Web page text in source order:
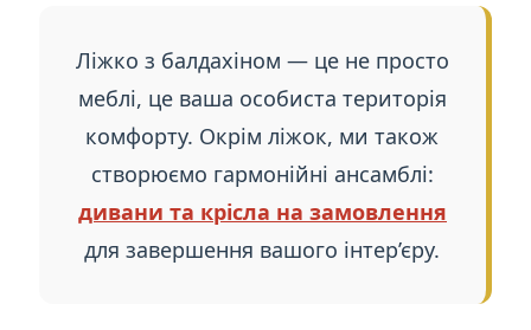
Ліжко з балдахіном — це не просто
меблі, це ваша особиста територія
комфорту. Окрім ліжок, ми також
створюємо гармонійні ансамблі:
дивани та крісла на замовлення
для завершення вашого інтер’єру.